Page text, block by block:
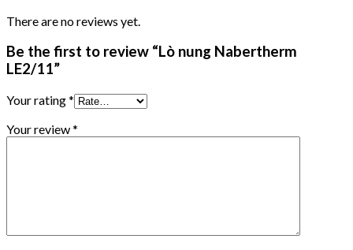
There are no reviews yet.
Be the first to review “Lò nung Nabertherm
LE2/11”
Your rating*
Your review*